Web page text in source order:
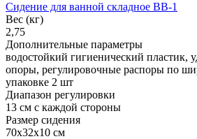
Сидение для ванной складное BB-1
Вес (кг)
2,75
Дополнительные параметры
водостойкий гигиенический пластик,
опоры, регулировочные распоры по
упаковке 2 шт
Диапазон регулировки
13 см с каждой стороны
Размер сидения
70х32х10 см